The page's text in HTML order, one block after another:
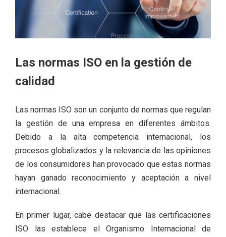
Las normas ISO en la gestión de
calidad
Las normas ISO son un conjunto de normas que regulan
la gestión de una empresa en diferentes ámbitos.
Debido a la alta competencia internacional, los
procesos globalizados y la relevancia de las opiniones
de los consumidores han provocado que estas normas
hayan ganado reconocimiento y aceptación a nivel
internacional.
En primer lugar, cabe destacar que las certificaciones
ISO las establece el Organismo Internacional de